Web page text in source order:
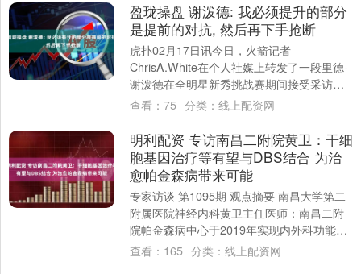
盈珑操盘 谢泼德: 我必须提升的部分
是提前的对抗, 然后再下手抢断
虎扑02月17日讯今日，火箭记者
ChrisA.White在个人社媒上转发了一段里德-
谢泼德在全明星新秀挑战赛期间接受采访的
片段。 里德-谢泼德在谈到自己防守端执....
查看： 75 分类： 线上配资网
明利配资 专访南昌二附院黄卫：干细
胞基因治疗等有望与DBS结合 为治
愈帕金森病带来可能
专家访谈 第1095期 观点摘要 南昌大学第二
附属医院神经内科黄卫主任医师：南昌二附
院帕金森病中心于2019年实现内外科功能区
一体化。DBS手术能有效改善中晚期....
查看： 165 分类： 线上配资网